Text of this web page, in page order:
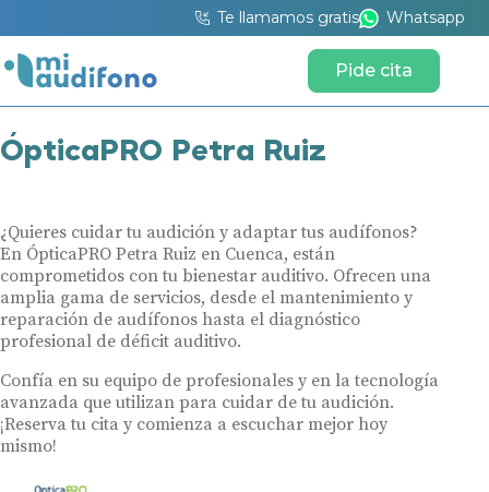
Te llamamos gratis Whatsapp
Pide cita
ÓpticaPRO Petra Ruiz
¿Quieres cuidar tu audición y adaptar tus audífonos?
En ÓpticaPRO Petra Ruiz en Cuenca, están
comprometidos con tu bienestar auditivo. Ofrecen una
amplia gama de servicios, desde el mantenimiento y
reparación de audífonos hasta el diagnóstico
profesional de déficit auditivo.
Confía en su equipo de profesionales y en la tecnología
avanzada que utilizan para cuidar de tu audición.
¡Reserva tu cita y comienza a escuchar mejor hoy
mismo!